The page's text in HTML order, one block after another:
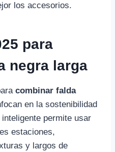
los accesorios.
para
negra larga
combinar falda
en la sostenibilidad
permite usar
estaciones,
y largos de